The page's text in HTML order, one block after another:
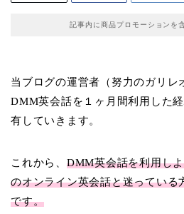
記事内に商品プロモーションを
当ブログの運営者（努力のガリ
DMM英会話を１ヶ月間利用した
有していきます。
これから、 DMM英会話を利用し
のオンライン英会話と迷っている
です。